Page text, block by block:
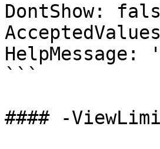
DontShow:
HelpMessage:
```
#### -